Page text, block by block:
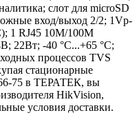
слот для microSD
вход/выход 2/2; 1Vp-
1 RJ45 10M/100M
22Вт; -40 °C...+65 °C;
процессов TVS
стационарные
75 в ТЕРАТЕК, вы
HikVision,
условия доставки.